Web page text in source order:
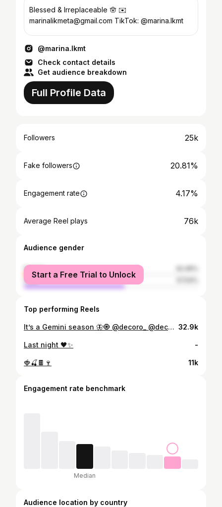
Blessed & Irreplaceable 🪬 ✉️
marinalikmeta@gmail.com TikTok: @marina.lkmt
@marina.lkmt
Check contact details
Get audience breakdown
Full Profile Data
Followers 25k
Fake followers 20.81%
Engagement rate 4.17%
Average Reel plays 76k
Audience gender
female
male
Start a Free Trial to Unlock
Top performing Reels
It’s a Gemini season 🦋🧿 @decoro_ @decoroswim 32.9k
Last night 🖤✨ -
🍓🍒🍫🍷 11k
Engagement rate benchmark
Median
Audience location by country